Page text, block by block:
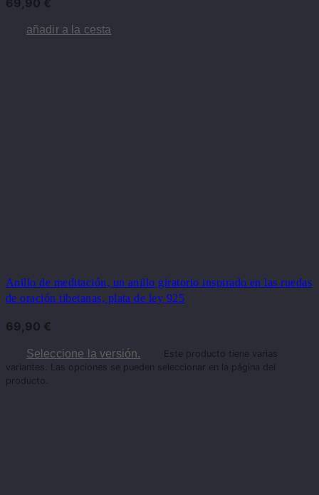
añadir a la cesta
Anillo de meditación, un anillo giratorio inspirado en las ruedas
de oración tibetanas, plata de ley 925
69,90 €
Seleccione la versión.
Este producto tiene varias
variantes. Las opciones se pueden seleccionar en la página del
producto.